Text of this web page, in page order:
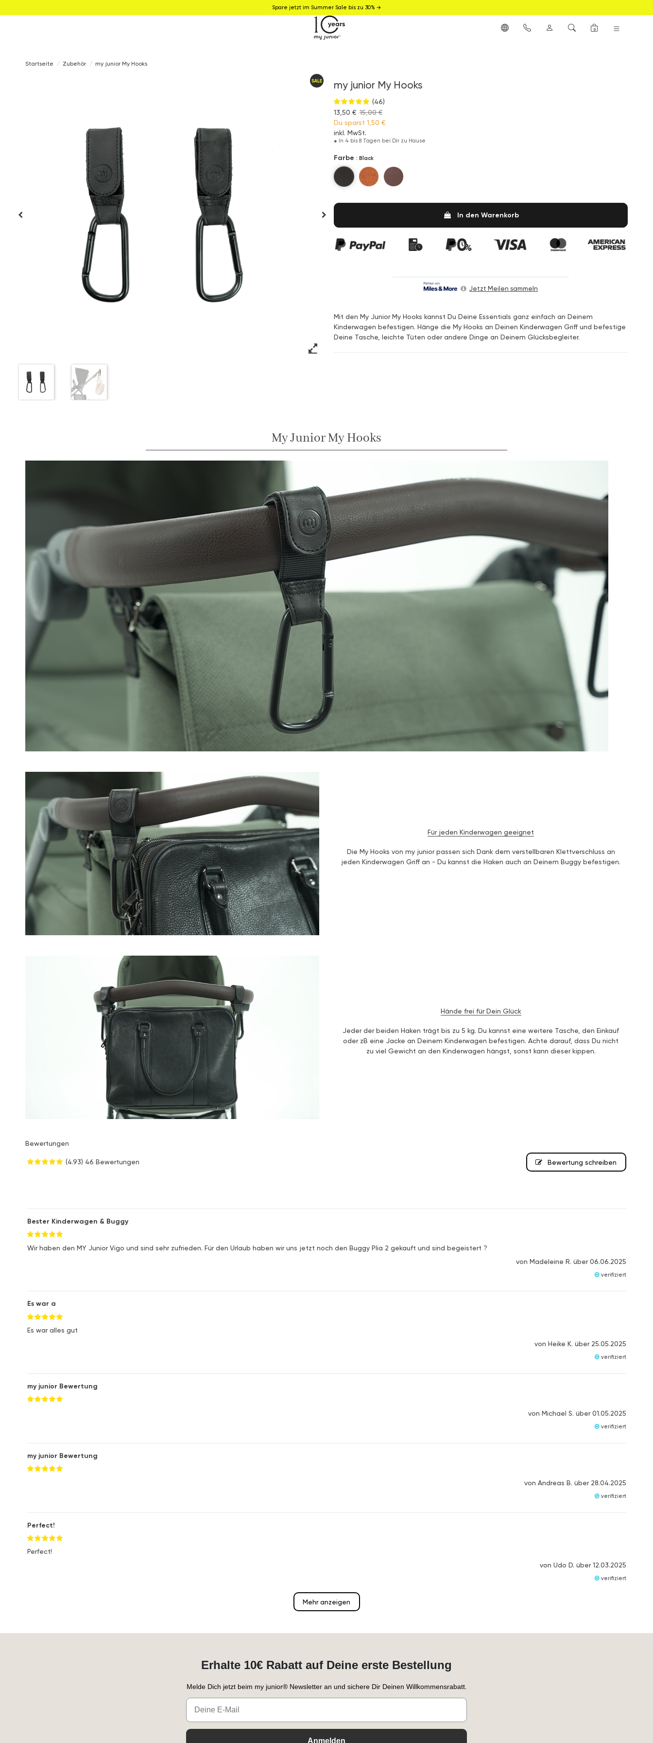
0
Spare jetzt im Summer Sale bis zu 30% →
Startseite Zubehör my junior My Hooks
my junior My Hooks
(46)
13,50 € 15,00 €
Du sparst 1,50 €
inkl. MwSt.
● In 4 bis 8 Tagen bei Dir zu Hause
Farbe : Black
Black Cognac Brown
In den Warenkorb
Jetzt Meilen sammeln
Mit den My Junior My Hooks kannst Du Deine Essentials ganz einfach an Deinem
Kinderwagen befestigen. Hänge die My Hooks an Deinen Kinderwagen Griff und befestige
Deine Tasche, leichte Tüten oder andere Dinge an Deinem Glücksbegleiter.
My Junior My Hooks
Für jeden Kinderwagen geeignet
Die My Hooks von my junior passen sich Dank dem verstellbaren Klettverschluss an
jeden Kinderwagen Griff an - Du kannst die Haken auch an Deinem Buggy befestigen.
Hände frei für Dein Glück
Jeder der beiden Haken trägt bis zu 5 kg. Du kannst eine weitere Tasche, den Einkauf
oder zB eine Jacke an Deinem Kinderwagen befestigen. Achte darauf, dass Du nicht
zu viel Gewicht an den Kinderwagen hängst, sonst kann dieser kippen.
Bewertungen
(4.93) 46 Bewertungen Bewertung schreiben
Bester Kinderwagen & Buggy
Wir haben den MY Junior Vigo und sind sehr zufrieden. Für den Urlaub haben wir uns jetzt noch den Buggy Plia 2 gekauft und sind begeistert ?
von Madeleine R. über06.06.2025
verifiziert
Es war a
Es war alles gut
von Heike K. über 25.05.2025
verifiziert
my junior Bewertung
von Michael S. über01.05.2025
verifiziert
my junior Bewertung
von Andreas B. über 28.04.2025
verifiziert
Perfect!
Perfect!
von Udo D. über12.03.2025
verifiziert
Mehr anzeigen
Erhalte 10€ Rabatt auf Deine erste Bestellung
Melde Dich jetzt beim my junior® Newsletter an und sichere Dir Deinen Willkommensrabatt.
Email
Anmelden